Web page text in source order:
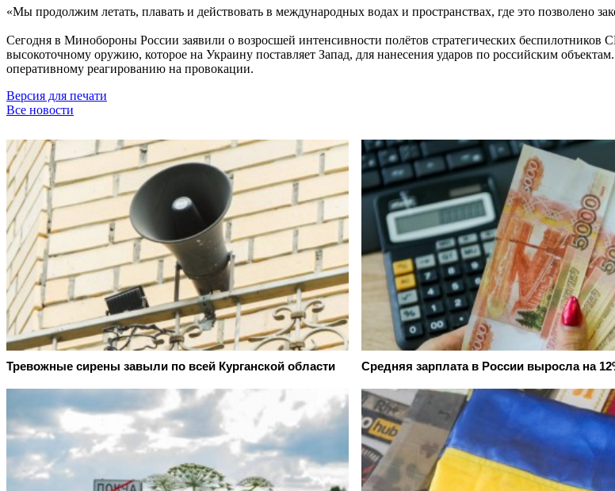
«Мы продолжим летать, плавать и действовать в международных водах и пространствах, где это позволено
Сегодня в Минобороны России заявили о возросшей интенсивности полётов стратегических
высокоточному оружию, которое на Украину поставляет Запад, для нанесения ударов по российским
оперативному реагированию на провокации.
Версия для печати
Все новости
Тревожные сирены завыли по всей Курганской области Средняя зарплата в России выросла на